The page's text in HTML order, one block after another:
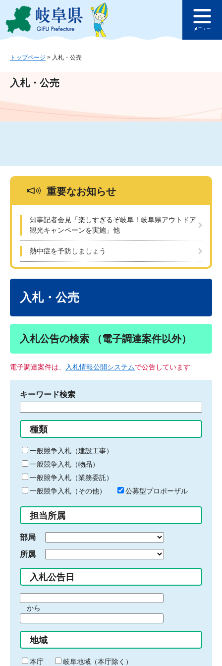
ジ
ュ
文
このページの本文へ
ュ
トップページ > 入札・公売
入札・公売
重要なお知らせ
知事記者会見「楽しすぎるぞ岐阜！岐阜県アウトドア
観光キャンペーンを実施」他
熱中症を予防しましょう
入札・公売
入札公告の検索 （電子調達案件以外）
電子調達案件は、 入札情報公開システムで公告しています
キーワード検索
る
キ
ー
ワ
ー
ド
入
力
種類
一般競争入札（建設工事）
一般競争入札（物品）
一般競争入札（業務委託）
一般競争入札（その他）
公募型プロポーザル
担当所属
部局
所属
入札公告日
間
始
り
から
間
終
わ
地域
本庁
岐阜地域（本庁除く）